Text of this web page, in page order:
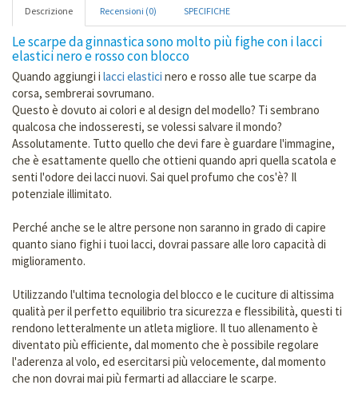
Descrizione Recensioni (0) SPECIFICHE
Le scarpe da ginnastica sono molto più fighe con i lacci
elastici nero e rosso con blocco
Quando aggiungi i lacci elastici nero e rosso alle tue scarpe da
corsa, sembrerai sovrumano.
Questo è dovuto ai colori e al design del modello? Ti sembrano
qualcosa che indosseresti, se volessi salvare il mondo?
Assolutamente. Tutto quello che devi fare è guardare l'immagine,
che è esattamente quello che ottieni quando apri quella scatola e
senti l'odore dei lacci nuovi. Sai quel profumo che cos'è? Il
potenziale illimitato.
Perché anche se le altre persone non saranno in grado di capire
quanto siano fighi i tuoi lacci, dovrai passare alle loro capacità di
miglioramento.
Utilizzando l'ultima tecnologia del blocco e le cuciture di altissima
qualità per il perfetto equilibrio tra sicurezza e flessibilità, questi ti
rendono letteralmente un atleta migliore. Il tuo allenamento è
diventato più efficiente, dal momento che è possibile regolare
l'aderenza al volo, ed esercitarsi più velocemente, dal momento
che non dovrai mai più fermarti ad allacciare le scarpe.